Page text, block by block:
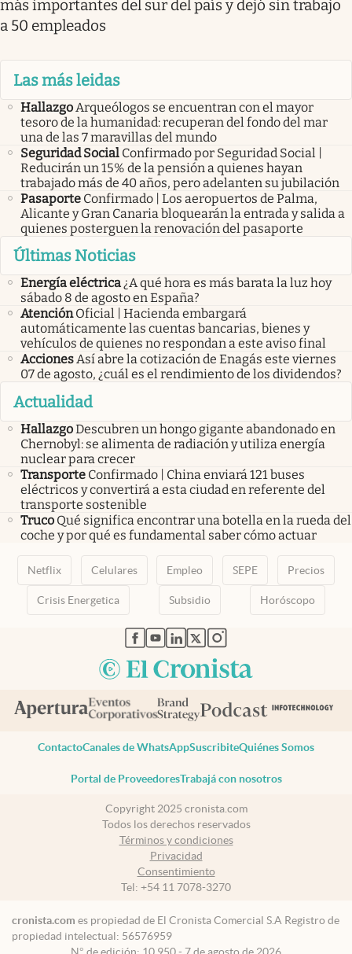
más importantes del sur del país y dejó sin trabajo
a 50 empleados
Las más leidas
HallazgoArqueólogos se encuentran con el mayor
tesoro de la humanidad: recuperan del fondo del mar
una de las 7 maravillas del mundo
Seguridad Social Confirmado por Seguridad Social |
Reducirán un 15% de la pensión a quienes hayan
trabajado más de 40 años, pero adelanten su jubilación
Pasaporte Confirmado | Los aeropuertos de Palma,
Alicante y Gran Canaria bloquearán la entrada y salida a
quienes posterguen la renovación del pasaporte
Últimas Noticias
Energía eléctrica¿A qué hora es más barata la luz hoy
sábado 8 de agosto en España?
Atención Oficial | Hacienda embargará
automáticamente las cuentas bancarias, bienes y
vehículos de quienes no respondan a este aviso final
AccionesAsí abre la cotización de Enagás este viernes
07 de agosto, ¿cuál es el rendimiento de los dividendos?
Actualidad
HallazgoDescubren un hongo gigante abandonado en
Chernobyl: se alimenta de radiación y utiliza energía
nuclear para crecer
Transporte Confirmado | China enviará 121 buses
eléctricos y convertirá a esta ciudad en referente del
transporte sostenible
Truco Qué significa encontrar una botella en la rueda del
coche y por qué es fundamental saber cómo actuar
Netflix Celulares Empleo SEPE Precios
Crisis Energetica Subsidio Horóscopo
abre en nueva pestaña
abre en nueva pestaña
abre en nueva pestaña
abre en nueva pestaña
abre en nueva pestaña
ContactoCanales de WhatsAppSuscribiteQuiénes Somos
Portal de ProveedoresTrabajá con nosotros
Copyright 2025 cronista.com
Todos los derechos reservados
Términos y condiciones
Privacidad
Consentimiento
Tel: +54 11 7078-3270
cronista.com es propiedad de El Cronista Comercial S.A Registro de
propiedad intelectual: 56576959